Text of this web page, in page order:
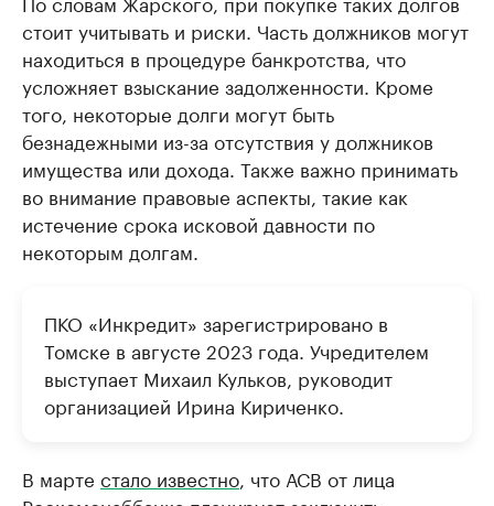
стоит учитывать и риски. Часть должников могут
находиться в процедуре банкротства, что
усложняет взыскание задолженности. Кроме
того, некоторые долги могут быть
безнадежными из-за отсутствия у должников
имущества или дохода. Также важно принимать
во внимание правовые аспекты, такие как
истечение срока исковой давности по
некоторым долгам.
ПКО «Инкредит» зарегистрировано в
Томске в августе 2023 года. Учредителем
выступает Михаил Кульков, руководит
организацией Ирина Кириченко.
В марте стало известно , что АСВ от лица